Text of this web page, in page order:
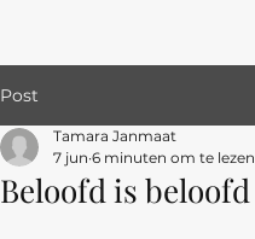
Post
Beloofd is beloofd
Tamara Janmaat
7 jun 6 minuten om te lezen